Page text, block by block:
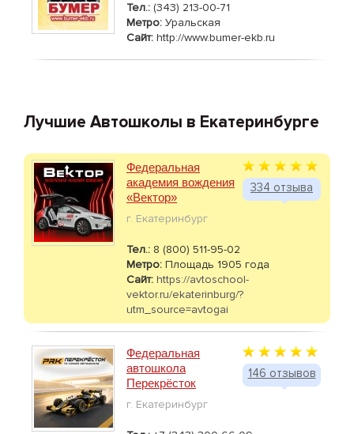
Тел.: (343) 213-00-71
Метро: Уральская
Сайт: http://www.bumer-ekb.ru
Лучшие Автошколы в Екатеринбурге
334 отзыва
Федеральная
академия вождения
«Вектор»
г. Екатеринбург
Тел.: 8 (800) 511-95-02
Метро: Площадь 1905 года
Сайт: https://avtoschool-
vektor.ru/ekaterinburg/?
utm_source=avtogai
146 отзывов
Федеральная
автошкола
Перекрёсток
г. Екатеринбург